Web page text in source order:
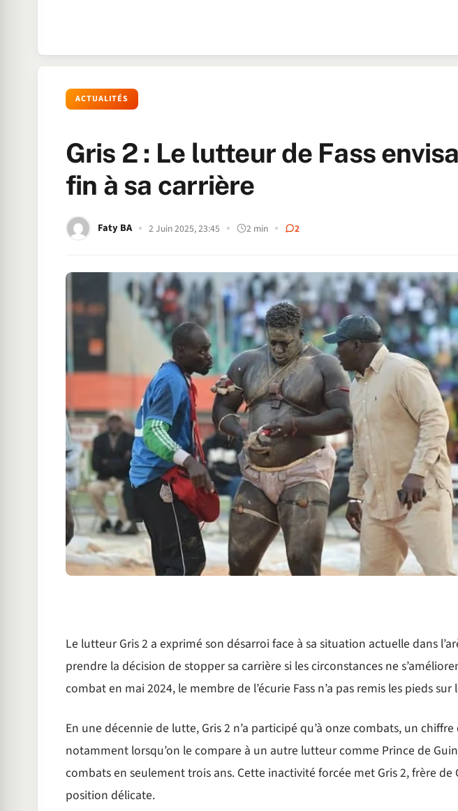
ACTUALITÉS
Gris 2 : Le lutteur de Fass
fin à sa carrière
Faty BA 2 Juin 2025, 23:45 2 min 2
Le lutteur Gris 2 a exprimé son désarroi face à sa situation actuelle dans
prendre la décision de stopper sa carrière si les circonstances ne
combat en mai 2024, le membre de l’écurie Fass n’a pas remis les pieds sur
En une décennie de lutte, Gris 2 n’a participé qu’à onze combats, un
notamment lorsqu’on le compare à un autre lutteur comme Prince de
combats en seulement trois ans. Cette inactivité forcée met Gris 2, frère de
position délicate.